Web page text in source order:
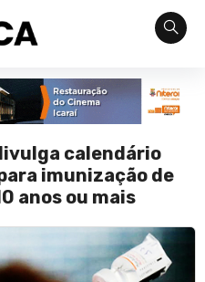
calendário
imunização de
anos ou mais